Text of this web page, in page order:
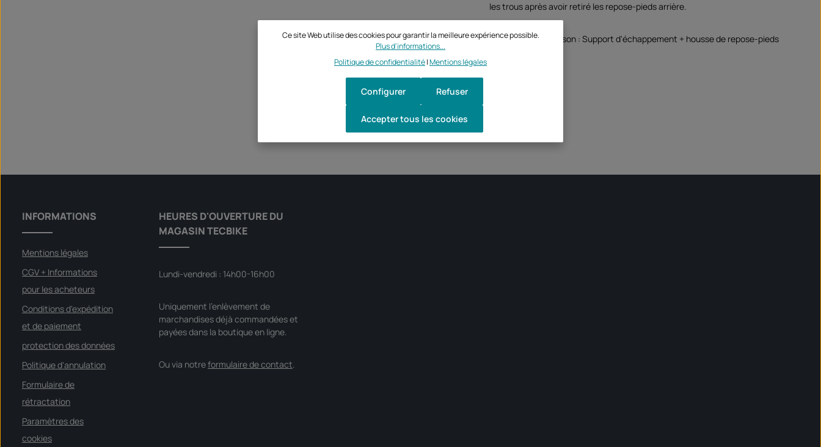
les trous après avoir retiré les repose-pieds arrière.
Étendue de la livraison : Support d'échappement + housse de repose-pieds
INFORMATIONS
Mentions légales
CGV + Informations
pour les acheteurs
Conditions d'expédition
et de paiement
protection des données
Politique d'annulation
Formulaire de
rétractation
Paramètres des
cookies
HEURES D'OUVERTURE DU
MAGASIN TECBIKE
Lundi-vendredi : 14h00-16h00
Uniquement l'enlèvement de
marchandises déjà commandées et
payées dans la boutique en ligne.
Ou via notreformulaire de contact.
Ce site Web utilise des cookies pour garantir la meilleure expérience possible.
Plus d'informations...
Politique de confidentialité|Mentions légales
Refuser
Configurer
Accepter tous les cookies